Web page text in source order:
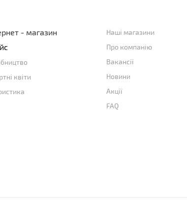
- магазин
квіти
Наші магазини
Про компанію
Вакансії
Новини
Акції
FAQ